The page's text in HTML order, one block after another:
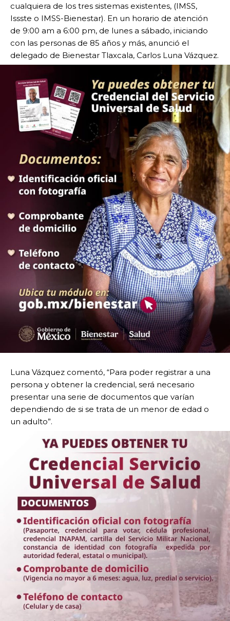
cualquiera de los tres sistemas existentes, (IMSS,
Issste o IMSS-Bienestar). En un horario de atención
de 9:00 am a 6:00 pm, de lunes a sábado, iniciando
con las personas de 85 años y más, anunció el
delegado de Bienestar Tlaxcala, Carlos Luna Vázquez.
Luna Vázquez comentó, “Para poder registrar a una
persona y obtener la credencial, será necesario
presentar una serie de documentos que varían
dependiendo de si se trata de un menor de edad o
un adulto”.